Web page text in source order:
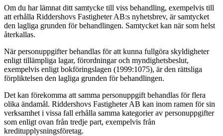
Om du har lämnat ditt samtycke till viss behandling, exempelvis till
att erhålla Riddershovs Fastigheter AB:s nyhetsbrev, är samtycket
den lagliga grunden för behandlingen. Samtycket kan när som helst
återkallas.
När personuppgifter behandlas för att kunna fullgöra skyldigheter
enligt tillämpliga lagar, förordningar och myndighetsbeslut,
exempelvis enligt bokföringslagen (1999:1075), är den rättsliga
förpliktelsen den lagliga grunden för behandlingen.
Det kan förekomma att samma personuppgift behandlas för flera
olika ändamål. Riddershovs Fastigheter AB kan inom ramen för sin
verksamhet i vissa fall erhålla samma kategorier av personuppgifter
som enligt ovan från tredje part, exempelvis från
kreditupplysningsföretag.